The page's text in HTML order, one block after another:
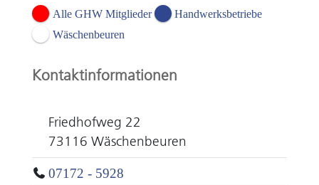
Alle GHW Mitglieder
Handwerksbetriebe
Wäschenbeuren
Kontaktinformationen
Friedhofweg 22
73116 Wäschenbeuren
07172 - 5928